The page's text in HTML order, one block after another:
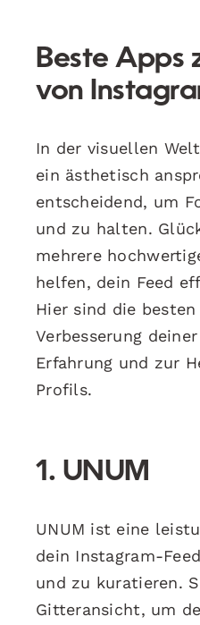
Beste Apps
von
In der visuellen
ein ästhetisch
entscheidend, um
und zu halten.
mehrere
helfen, dein Feed
Hier sind die
Verbesserung
Erfahrung und zur
Profils.
1. UNUM
UNUM ist eine
dein Instagram-
und zu kuratieren.
Gitteransicht, um